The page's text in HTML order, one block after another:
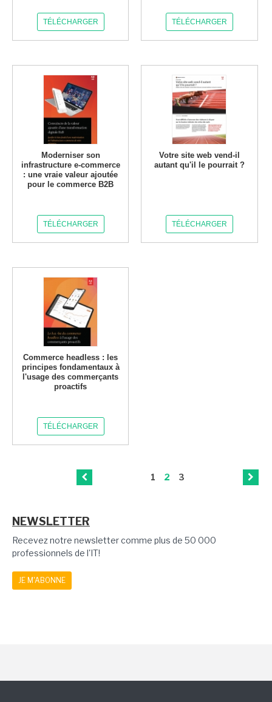
TÉLÉCHARGER TÉLÉCHARGER
Moderniser son
infrastructure e-commerce
: une vraie valeur ajoutée
pour le commerce B2B
TÉLÉCHARGER
Votre site web vend-il
autant qu'il le pourrait ?
TÉLÉCHARGER
Commerce headless : les
principes fondamentaux à
l'usage des commerçants
proactifs
TÉLÉCHARGER
1 2 3
NEWSLETTER
Recevez notre newsletter comme plus de 50 000
professionnels de l'IT!
JE M'ABONNE